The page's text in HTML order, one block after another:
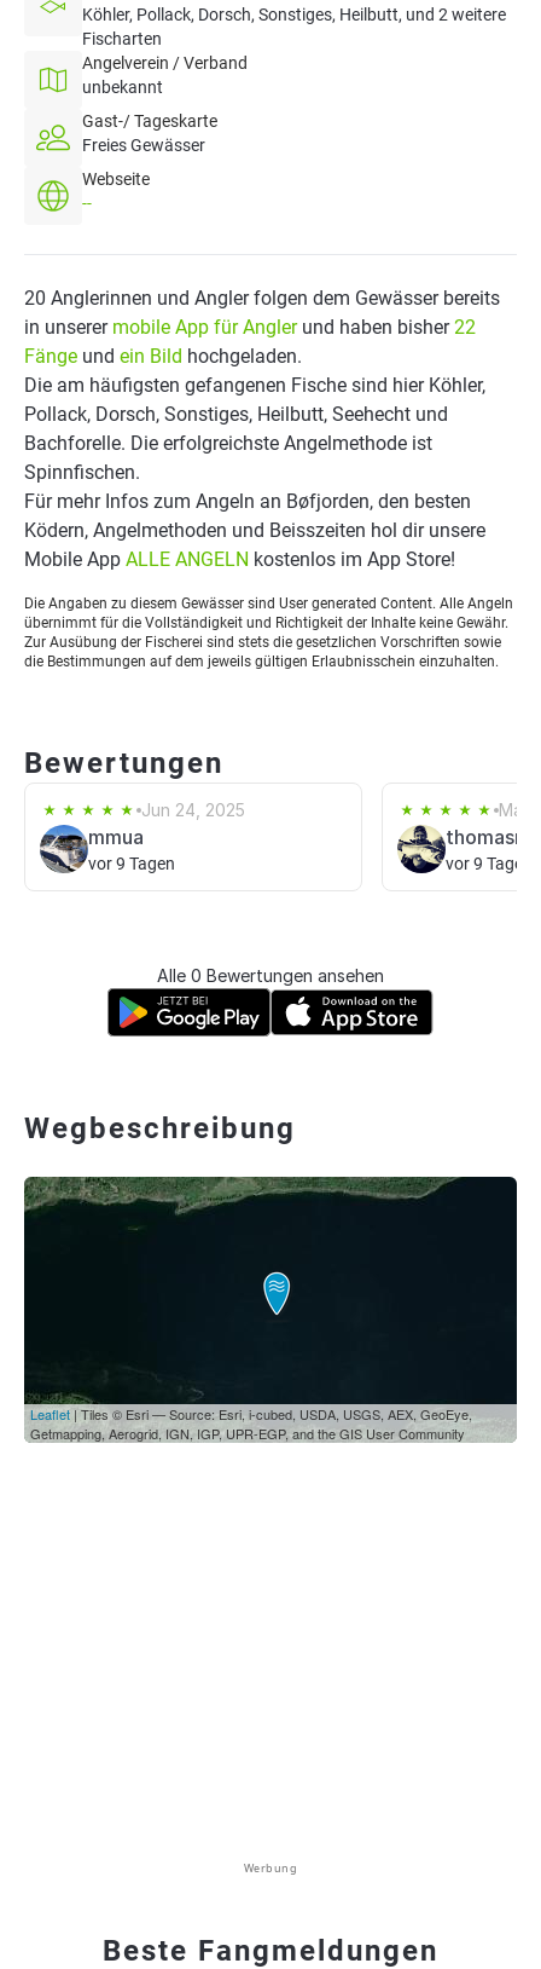
Köhler, Pollack, Dorsch, Sonstiges, Heilbutt, und 2 weitere
Fischarten
Angelverein / Verband
unbekannt
Gast-/ Tageskarte
Freies Gewässer
Webseite
--
20 Anglerinnen und Angler folgen dem Gewässer bereits
in unserer mobile App für Anglerund haben bisher22
Fänge und ein Bild hochgeladen.
Die am häufigsten gefangenen Fische sind hier Köhler,
Pollack, Dorsch, Sonstiges, Heilbutt, Seehecht und
Bachforelle. Die erfolgreichste Angelmethode ist
Spinnfischen.
Für mehr Infos zum Angeln an Bøfjorden, den besten
Ködern, Angelmethoden und Beisszeiten hol dir unsere
Mobile App ALLE ANGELN kostenlos im App Store!
Die Angaben zu diesem Gewässer sind User generated Content. Alle Angeln
übernimmt für die Vollständigkeit und Richtigkeit der Inhalte keine Gewähr.
Zur Ausübung der Fischerei sind stets die gesetzlichen Vorschriften sowie
die Bestimmungen auf dem jeweils gültigen Erlaubnisschein einzuhalten.
Bewertungen
Jun 24, 2025
mmua
vor 9 Tagen
May
vor 9 Tagen
Alle 0 Bewertungen ansehen
Wegbeschreibung
Leaflet | Tiles © Esri — Source: Esri, i-cubed, USDA, USGS, AEX, GeoEye,
Getmapping, Aerogrid, IGN, IGP, UPR-EGP, and the GIS User Community
Werbung
Beste Fangmeldungen